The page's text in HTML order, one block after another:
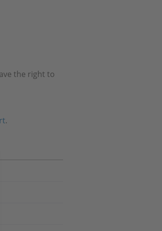
the right to
.